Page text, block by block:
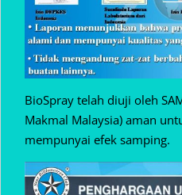
BioSpray telah diuji oleh
Makmal Malaysia) aman
mempunyai efek samping.